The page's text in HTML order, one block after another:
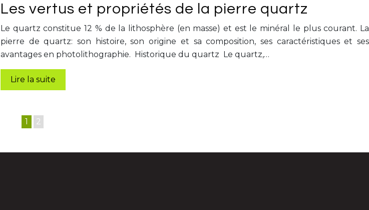
Les vertus et propriétés de la pierre quartz
Le quartz constitue 12 % de la lithosphère (en masse) et est le minéral le plus courant. La
pierre de quartz: son histoire, son origine et sa composition, ses caractéristiques et ses
avantages en photolithographie. Historique du quartz Le quartz,…
Lire la suite
1 2